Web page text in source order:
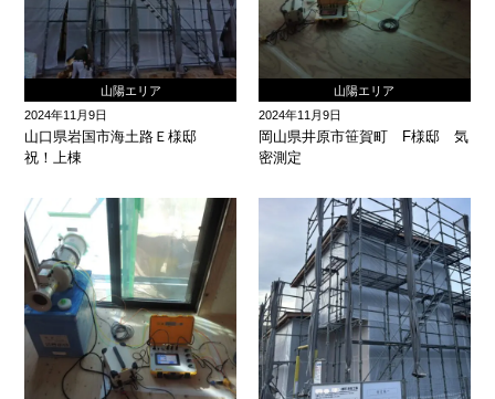
山陽エリア
2024年11月9日
山口県岩国市海土路Ｅ様邸
祝！上棟
山陽エリア
2024年11月9日
岡山県井原市笹賀町 F様邸 気
密測定